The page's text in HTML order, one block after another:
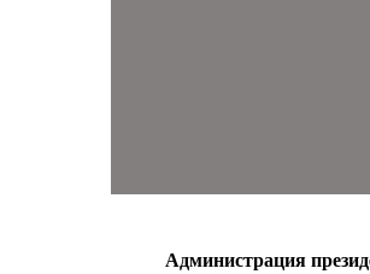
Администрация